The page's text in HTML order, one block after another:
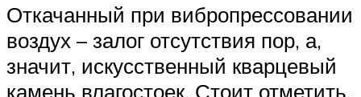
Откачанный при вибропрессовании
воздух – залог отсутствия пор, а,
значит, искусственный кварцевый
камень влагостоек. Стоит отметить,